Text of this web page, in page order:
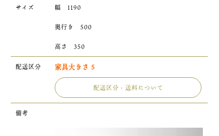
サイズ 幅 1190
奥行き 500
高さ 350
配送区分 家具大きさ 5
配送区分・送料について
備考